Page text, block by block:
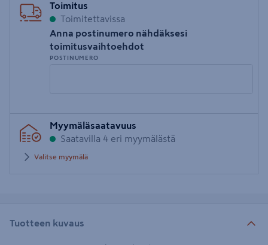
Toimitus
Toimitettavissa
Anna postinumero nähdäksesi
toimitusvaihtoehdot
POSTINUMERO
postinumero
Myymäläsaatavuus
Saatavilla 4 eri myymälästä
Valitse myymälä
Tuotteen kuvaus